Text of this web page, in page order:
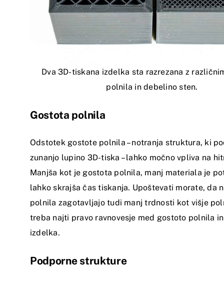
Dva 3D-tiskana izdelka sta razrezana z
polnila in debelino sten.
Gostota polnila
Odstotek gostote polnila – notranja struktura, ki
zunanjo lupino 3D-tiska – lahko močno vpliva na
Manjša kot je gostota polnila, manj materiala je
lahko skrajša čas tiskanja. Upoštevati morate, da
polnila zagotavljajo tudi manj trdnosti kot višje
treba najti pravo ravnovesje med gostoto polnila
izdelka.
Podporne strukture